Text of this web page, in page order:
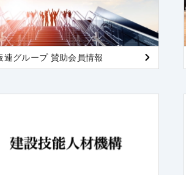
連グループ 賛助会員情報